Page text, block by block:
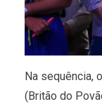
Na sequência,
(Britão do